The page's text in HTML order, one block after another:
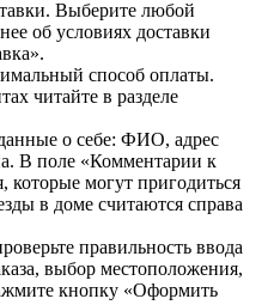
Выберите любой
об условиях доставки
способ оплаты.
читайте в разделе
о себе: ФИО, адрес
В поле «Комментарии к
которые могут пригодиться
в доме считаются справа
правильность ввода
выбор местоположения,
кнопку «Оформить